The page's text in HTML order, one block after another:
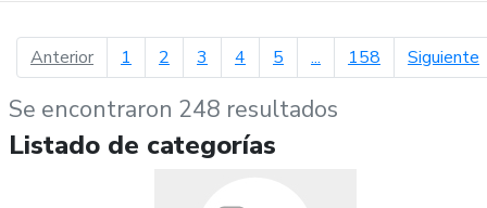
Anteriorpágina anterior
1 2 3 4 5 ... 158 Siguiente
Se encontraron 248 resultados
Listado de categorías